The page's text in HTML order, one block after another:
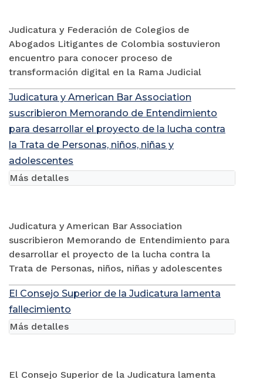
Judicatura y Federación de Colegios de
Abogados Litigantes de Colombia sostuvieron
encuentro para conocer proceso de
transformación digital en la Rama Judicial
Judicatura y American Bar Association
suscribieron Memorando de Entendimiento
para desarrollar el proyecto de la lucha contra
la Trata de Personas, niños, niñas y
adolescentes
Judicatura y American Bar Association
suscribieron Memorando de Entendimiento para
desarrollar el proyecto de la lucha contra la
Trata de Personas, niños, niñas y adolescentes
Más detalles
El Consejo Superior de la Judicatura lamenta
fallecimiento
El Consejo Superior de la Judicatura lamenta
Más detalles